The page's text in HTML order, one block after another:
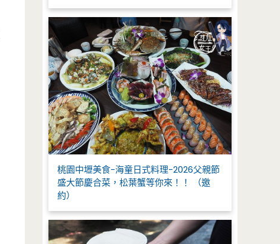
桃園中壢美食-海童日式料理-2026父親節
盛大節慶合菜，松葉蟹等你來！！ （邀
約）